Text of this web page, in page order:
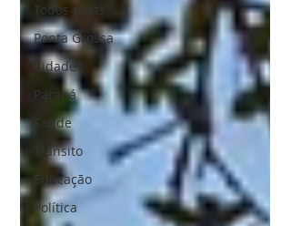
Todos posts
Ponta Grossa
Cidade
Paraná
Saúde
Trânsito
Educação
Política